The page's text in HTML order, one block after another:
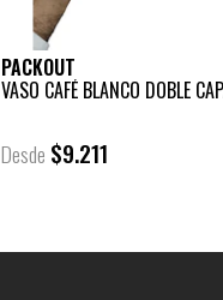
PACKOUT
VASO CAFÉ BLANCO DOBLE
Desde $9.211